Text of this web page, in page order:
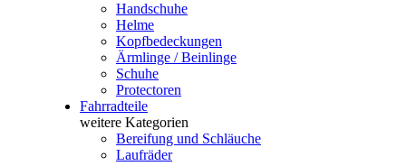
Handschuhe
Helme
Kopfbedeckungen
Ärmlinge / Beinlinge
Schuhe
Protectoren
Fahrradteile
weitere Kategorien
Bereifung und Schläuche
Laufräder